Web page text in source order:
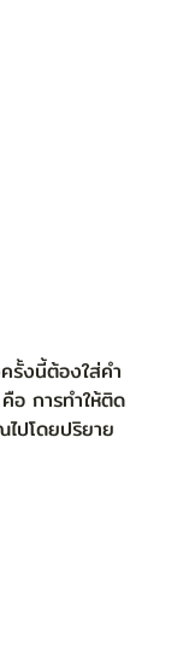
อ การทำให้ติด
ไปโดยปริยาย